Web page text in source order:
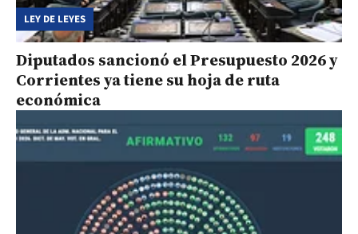
LEY DE LEYES
Diputados sancionó el Presupuesto 2026 y
Corrientes ya tiene su hoja de ruta
económica